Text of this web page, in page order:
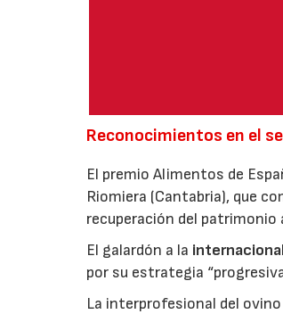
Reconocimientos en el
El premio Alimentos de
Riomiera (Cantabria), que
recuperación del patrimonio
El galardón a la
por su estrategia
La interprofesional del